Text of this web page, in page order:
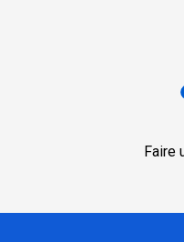
Faire